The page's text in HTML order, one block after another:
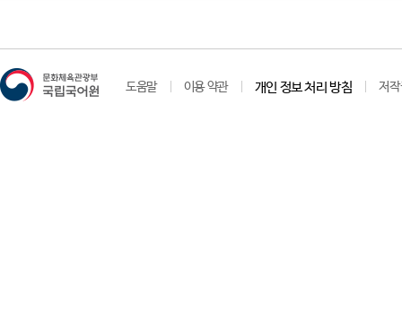
도움말 이용 약관 개인 정보 처리 방침 저